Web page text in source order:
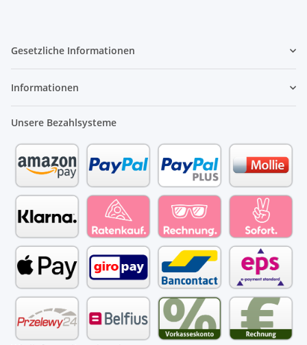
Gesetzliche Informationen
Informationen
Unsere Bezahlsysteme